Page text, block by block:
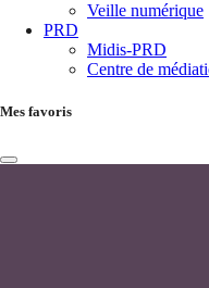
Veille numérique
PRD
Midis-PRD
Centre de
Mes favoris